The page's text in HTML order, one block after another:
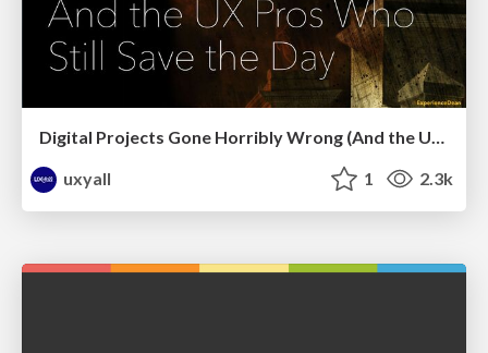
Digital Projects Gone Horribly Wrong (And the UX Pros Who Still Save the Day) - Dean Schuster
uxyall
1 2.3k